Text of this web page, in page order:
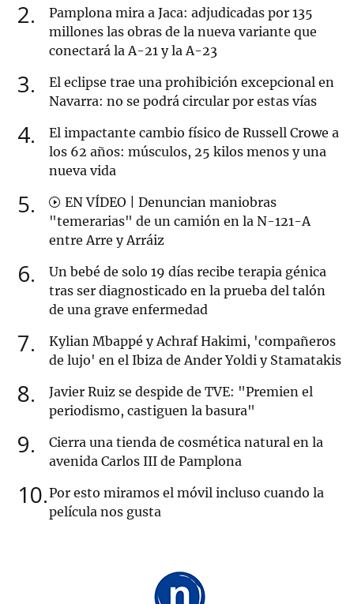
2
Pamplona mira a Jaca: adjudicadas por 135
millones las obras de la nueva variante que
conectará la A-21 y la A-23
3
El eclipse trae una prohibición excepcional en
Navarra: no se podrá circular por estas vías
4
El impactante cambio físico de Russell Crowe a
los 62 años: músculos, 25 kilos menos y una
nueva vida
5
EN VÍDEO | Denuncian maniobras
"temerarias" de un camión en la N-121-A
entre Arre y Arráiz
6
Un bebé de solo 19 días recibe terapia génica
tras ser diagnosticado en la prueba del talón
de una grave enfermedad
7
Kylian Mbappé y Achraf Hakimi, 'compañeros
de lujo' en el Ibiza de Ander Yoldi y Stamatakis
8
Javier Ruiz se despide de TVE: "Premien el
periodismo, castiguen la basura"
9
Cierra una tienda de cosmética natural en la
avenida Carlos III de Pamplona
10 Por esto miramos el móvil incluso cuando la
película nos gusta